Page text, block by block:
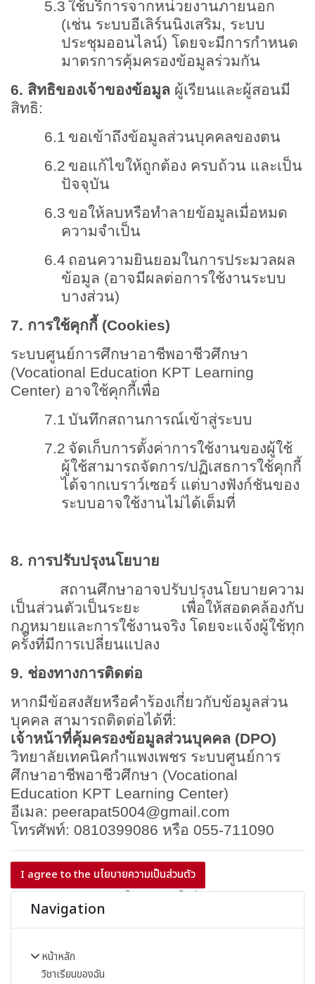
5.3 ใช้บริการจากหน่วยงานภายนอก
(เช่น ระบบอีเลิร์นนิงเสริม, ระบบ
ประชุมออนไลน์) โดยจะมีการกำหนด
มาตรการคุ้มครองข้อมูลร่วมกัน
6. สิทธิของเจ้าของข้อมูล ผู้เรียนและผู้สอนมี
สิทธิ:
6.1 ขอเข้าถึงข้อมูลส่วนบุคคลของตน
6.2 ขอแก้ไขให้ถูกต้อง ครบถ้วน และเป็น
ปัจจุบัน
6.3 ขอให้ลบหรือทำลายข้อมูลเมื่อหมด
ความจำเป็น
6.4 ถอนความยินยอมในการประมวลผล
ข้อมูล (อาจมีผลต่อการใช้งานระบบ
บางส่วน)
7. การใช้คุกกี้ (Cookies)
ระบบศูนย์การศึกษาอาชีพอาชีวศึกษา
(Vocational Education KPT Learning
Center) อาจใช้คุกกี้เพื่อ
7.1 บันทึกสถานการณ์เข้าสู่ระบบ
7.2 จัดเก็บการตั้งค่าการใช้งานของผู้ใช้
ผู้ใช้สามารถจัดการ/ปฏิเสธการใช้คุกกี้
ได้จากเบราว์เซอร์ แต่บางฟังก์ชันของ
ระบบอาจใช้งานไม่ได้เต็มที่
8. การปรับปรุงนโยบาย
สถานศึกษาอาจปรับปรุงนโยบายความ
เป็นส่วนตัวเป็นระยะ เพื่อให้สอดคล้องกับ
กฎหมายและการใช้งานจริง โดยจะแจ้งผู้ใช้ทุก
ครั้งที่มีการเปลี่ยนแปลง
9. ช่องทางการติดต่อ
หากมีข้อสงสัยหรือคำร้องเกี่ยวกับข้อมูลส่วน
บุคคล สามารถติดต่อได้ที่:
เจ้าหน้าที่คุ้มครองข้อมูลส่วนบุคคล (DPO)
วิทยาลัยเทคนิคกำแพงเพชร ระบบศูนย์การ
ศึกษาอาชีพอาชีวศึกษา (Vocational
Education KPT Learning Center)
อีเมล: peerapat5004@gmail.com
โทรศัพท์: 0810399086 หรือ 055-711090
I agree to the นโยบายความเป็นส่วนตัว
No thanks, I decline นโยบายความเป็นส่วนตัว Back to top
บล็อคNavigation
หน้าหลัก
วิชาเรียนของฉัน